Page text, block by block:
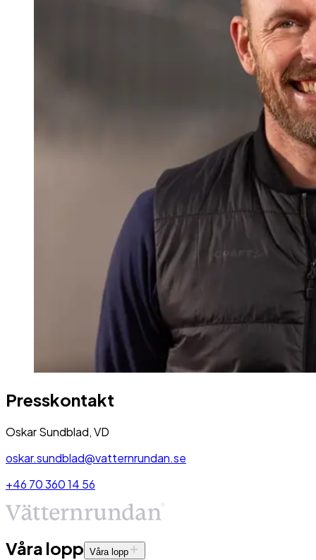
Presskontakt
Oskar Sundblad, VD
oskar.sundblad@vatternrundan.se
+46 70 360 14 56
Våra lopp Våra lopp